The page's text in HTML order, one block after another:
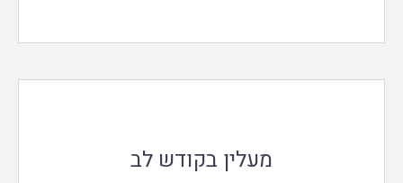
מעלין בקודש לב